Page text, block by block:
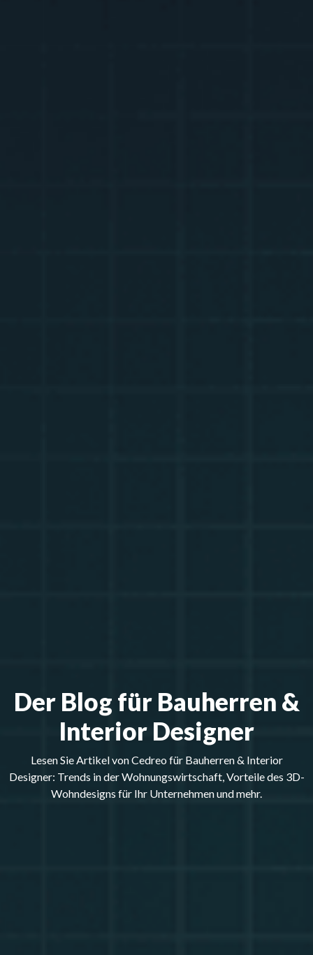
Der Blog für Bauherren &
Interior Designer
Lesen Sie Artikel von Cedreo für Bauherren & Interior
Designer: Trends in der Wohnungswirtschaft, Vorteile des 3D-
Wohndesigns für Ihr Unternehmen und mehr.